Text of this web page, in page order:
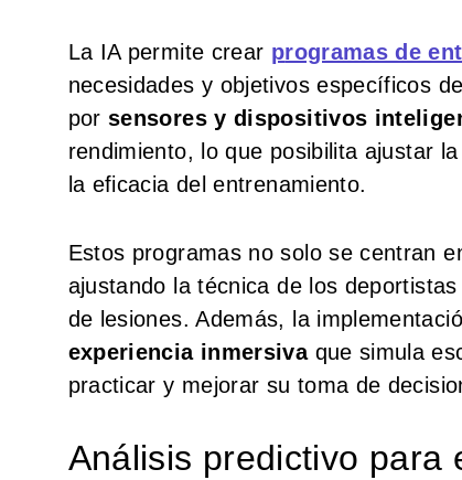
La IA permite crear programas de
necesidades y objetivos específicos
porsensores y dispositivos
rendimiento, lo que posibilita ajustar
la eficacia del entrenamiento.
Estos programas no solo se centran
ajustando la técnica de los
de lesiones. Además, la
experiencia inmersivaque simula
practicar y mejorar su toma de
Análisis predictivo para